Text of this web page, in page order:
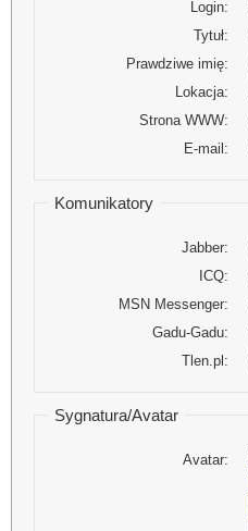
Login:
Tytuł:
Prawdziwe imię:
Lokacja:
Strona WWW:
E-mail:
Komunikatory
Jabber:
ICQ:
MSN Messenger:
Gadu-Gadu:
Tlen.pl:
Sygnatura/Avatar
Avatar: